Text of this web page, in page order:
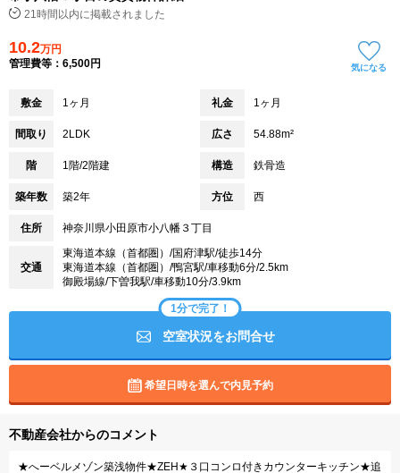
21時間以内に掲載されました
10.2万円
管理費等：6,500円
気になる
敷金 1ヶ月 礼金 1ヶ月
間取り 2LDK 広さ 54.88m²
階 1階/2階建 構造 鉄骨造
築年数 築2年 方位 西
住所 神奈川県小田原市小八幡３丁目
交通
東海道本線（首都圏）/国府津駅/徒歩14分
東海道本線（首都圏）/鴨宮駅/車移動6分/2.5km
御殿場線/下曽我駅/車移動10分/3.9km
1分で完了！
空室状況をお問合せ
希望日時を選んで内見予約
不動産会社からのコメント
★へーベルメゾン築浅物件★ZEH★３口コンロ付きカウンターキッチン★追